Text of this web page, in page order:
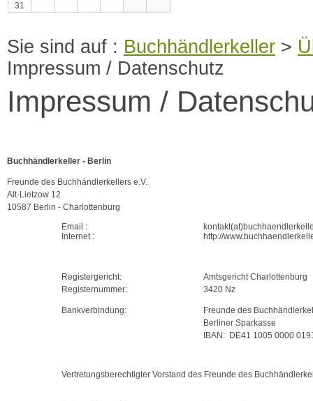
31
Buchhändlerkeller >
Impressum / Datenschutz
Impressum /
Buchhändlerkeller - Berlin
Freunde des Buchhändlerkellers e.V.
Alt-Lietzow 12
10587 Berlin - Charlottenburg
Email :
Internet :
http://
Registergericht:
Registernummer:
Bankverbindung:
Amtsgericht Charlottenburg
3420 Nz
Freunde des
Berliner Sparkasse
IBAN: DE41 1005 0000
Vertretungsberechtigter Vorstand des Freunde des